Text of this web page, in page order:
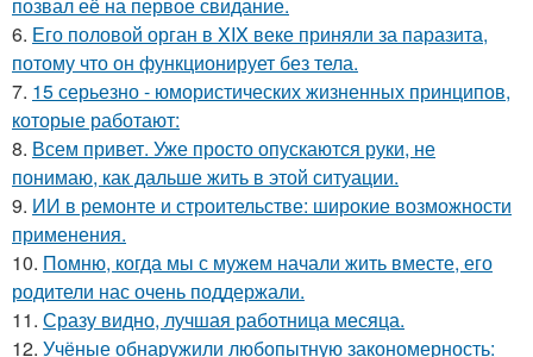
позвал её на первое свидание.
6. Его половой орган в XIX веке приняли за паразита,
потому что он функционирует без тела.
7. 15 серьезно - юмористических жизненных принципов,
которые работают:
8. Всем привет. Уже просто опускаются руки, не
понимаю, как дальше жить в этой ситуации.
9. ИИ в ремонте и строительстве: широкие возможности
применения.
10. Помню, когда мы с мужем начали жить вместе, его
родители нас очень поддержали.
11. Сразу видно, лучшая работница месяца.
12. Учёные обнаружили любопытную закономерность: